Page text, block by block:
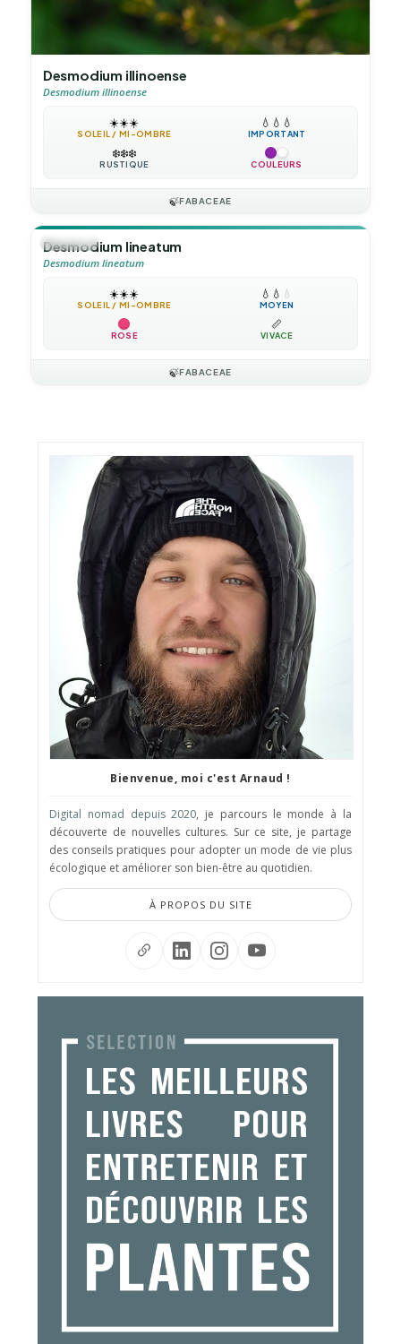
Desmodium illinoense
Desmodium illinoense
☀️☀️☀️
SOLEIL / MI-OMBRE
💧 💧 💧
IMPORTANT
❄️❄️❄️
RUSTIQUE COULEURS
🍃FABACEAE
🪴VIVACE
Desmodium lineatum
Desmodium lineatum
☀️☀️☀️
SOLEIL / MI-OMBRE
💧 💧 💧
MOYEN
ROSE
📏
VIVACE
🍃FABACEAE
Bienvenue, moi c'est Arnaud !
Digital nomad depuis 2020, je parcours le monde à la
découverte de nouvelles cultures. Sur ce site, je partage
des conseils pratiques pour adopter un mode de vie plus
écologique et améliorer son bien-être au quotidien.
À PROPOS DU SITE